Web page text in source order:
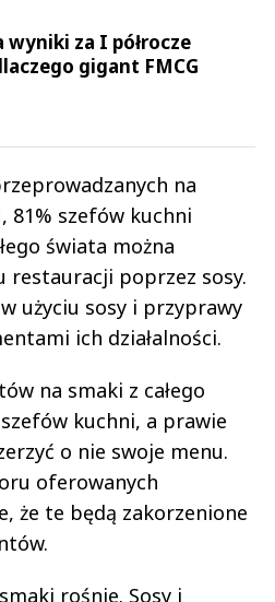
gigant FMCG
na
81% szefów kuchni
świata można
poprzez sosy.
użyciu sosy i przyprawy
ich działalności.
na smaki z całego
kuchni, a prawie
o nie swoje menu.
oferowanych
te będą zakorzenione
rośnie. Sosy i
ale również